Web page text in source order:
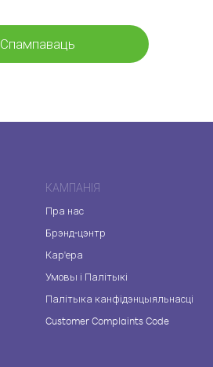
Спампаваць
КАМПАНІЯ
Пра нас
Брэнд-цэнтр
Кар'ера
Умовы і Палітыкі
Палітыка канфідэнцыяльнасці
Customer Complaints Code